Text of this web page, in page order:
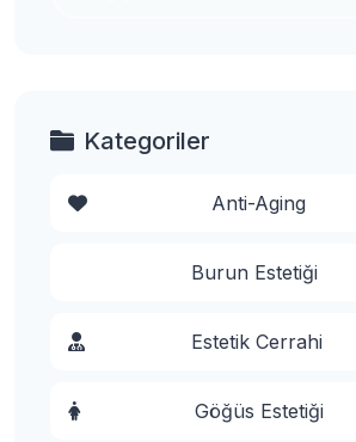
Kategoriler
Anti-Aging
Burun Estetiği
Estetik Cerrahi
Göğüs Estetiği